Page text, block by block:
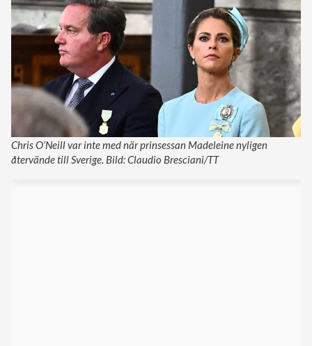
Chris O’Neill var inte med när prinsessan Madeleine nyligen
återvände till Sverige. Bild: Claudio Bresciani/TT